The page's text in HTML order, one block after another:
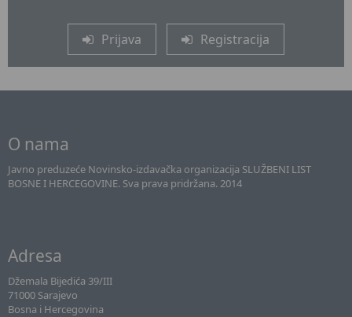
Prijava Registracija
O nama
Javno preduzeće Novinsko-izdavačka organizacija SLUŽBENI LIST
BOSNE I HERCEGOVINE. Sva prava pridržana. 2014
Adresa
Džemala Bijedića 39/III
71000 Sarajevo
Bosna i Hercegovina